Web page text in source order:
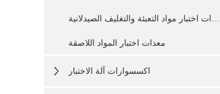
معدات اختبار مواد التعبئة والتغليف الصيدلانية
معدات اختبار المواد اللاصقة
اكسسوارات آلة الاختبار